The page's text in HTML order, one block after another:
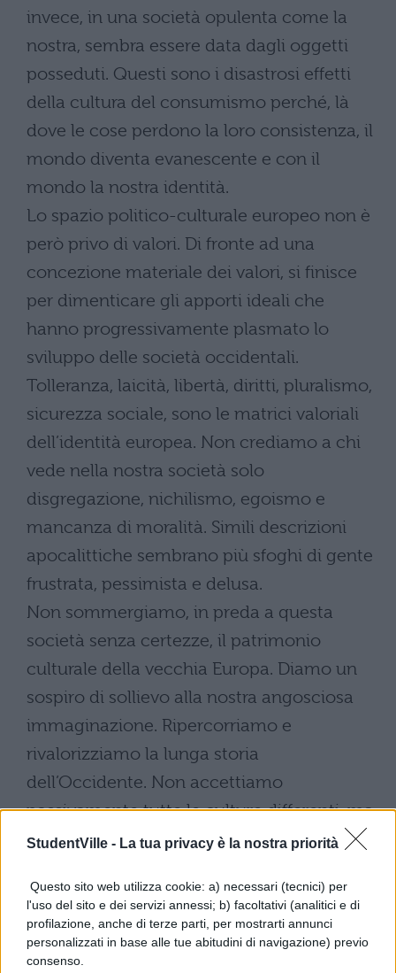
StudentVille - La tua privacy è la nostra priorità
Questo sito web utilizza cookie: a) necessari (tecnici) per
l'uso del sito e dei servizi annessi; b) facoltativi (analitici e di
profilazione, anche di terze parti, per mostrarti annunci
personalizzati in base alle tue abitudini di navigazione) previo
consenso.
invece, in una società opulenta come la
nostra, sembra essere data dagli oggetti
posseduti. Questi sono i disastrosi effetti
della cultura del consumismo perché, là
dove le cose perdono la loro consistenza, il
mondo diventa evanescente e con il
mondo la nostra identità.
Lo spazio politico-culturale europeo non è
però privo di valori. Di fronte ad una
concezione materiale dei valori, si finisce
per dimenticare gli apporti ideali che
hanno progressivamente plasmato lo
sviluppo delle società occidentali.
Tolleranza, laicità, libertà, diritti, pluralismo,
sicurezza sociale, sono le matrici valoriali
dell’identità europea. Non crediamo a chi
vede nella nostra società solo
disgregazione, nichilismo, egoismo e
mancanza di moralità. Simili descrizioni
apocalittiche sembrano più sfoghi di gente
frustrata, pessimista e delusa.
Non sommergiamo, in preda a questa
società senza certezze, il patrimonio
culturale della vecchia Europa. Diamo un
sospiro di sollievo alla nostra angosciosa
immaginazione. Ripercorriamo e
rivalorizziamo la lunga storia
dell’Occidente. Non accettiamo
passivamente tutte le culture differenti, ma
scopriamole, confrontiamole con la nostra,
tolleranti.
Noi siamo quello che è stata la nostra vita,
siamo persone diverse perché i nostri